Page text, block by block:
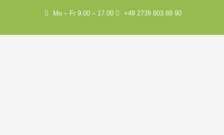
Mo – Fr 9.00 – 17.00 +49 2739 803 88 90